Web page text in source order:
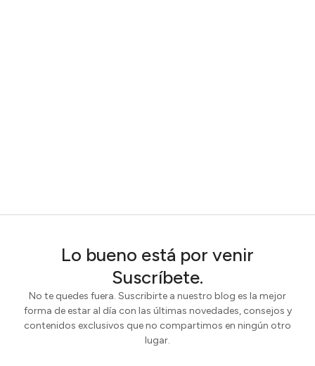
Lo bueno está por venir
Suscríbete.
No te quedes fuera. Suscribirte a nuestro blog es la mejor
forma de estar al día con las últimas novedades, consejos y
contenidos exclusivos que no compartimos en ningún otro
lugar.